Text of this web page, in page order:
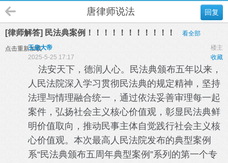
回复
唐律师说法
[律师解答] 民法典案例！！！！！！！！！！！ 看全部
点击重新加载 楼主
玉皇大帝
收藏
2025-5-25 17:17
法安天下，德润人心。民法典颁布五年以来，
人民法院深入学习贯彻民法典的规定精神，坚持
法理与情理融合统一，通过依法妥善审理每一起
案件，弘扬社会主义核心价值观，彰显民法典鲜
明价值取向，推动民事主体自觉践行社会主义核
心价值观。本次最高人民法院发布的典型案例
系“民法典颁布五周年典型案例”系列的第一个专